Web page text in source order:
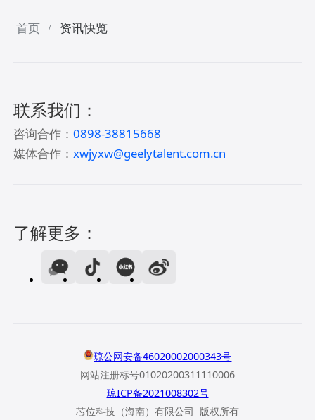
首页 / 资讯快览
联系我们：
咨询合作：0898-38815668
媒体合作：xwjyxw@geelytalent.com.cn
了解更多：
琼公网安备46020002000343号
网站注册标号01020200311110006
琼ICP备2021008302号
芯位科技（海南）有限公司 版权所有